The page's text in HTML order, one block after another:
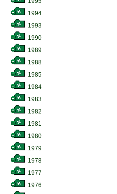
1994
1993
1990
1989
1988
1985
1984
1983
1982
1981
1980
1979
1978
1977
1976